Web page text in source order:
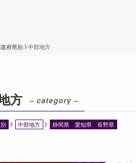
府県別 中部地方
方 – category –
中部地方 静岡県 愛知県 長野県